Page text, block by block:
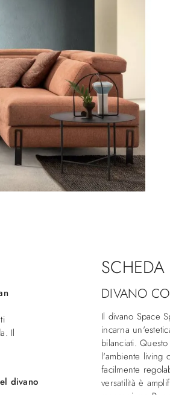
Il
divano
DIVANO
Il divano Space
incarna
bilanciati.
l'ambiente living
facilmente
versatilità è